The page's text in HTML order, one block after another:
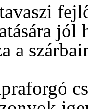
tavaszi
jól
a